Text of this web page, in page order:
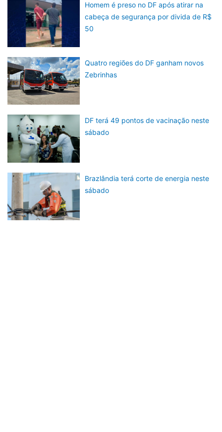
Homem é preso no DF após atirar na
cabeça de segurança por divida de R$
50
Quatro regiões do DF ganham novos
Zebrinhas
DF terá 49 pontos de vacinação neste
sábado
Brazlândia terá corte de energia neste
sábado